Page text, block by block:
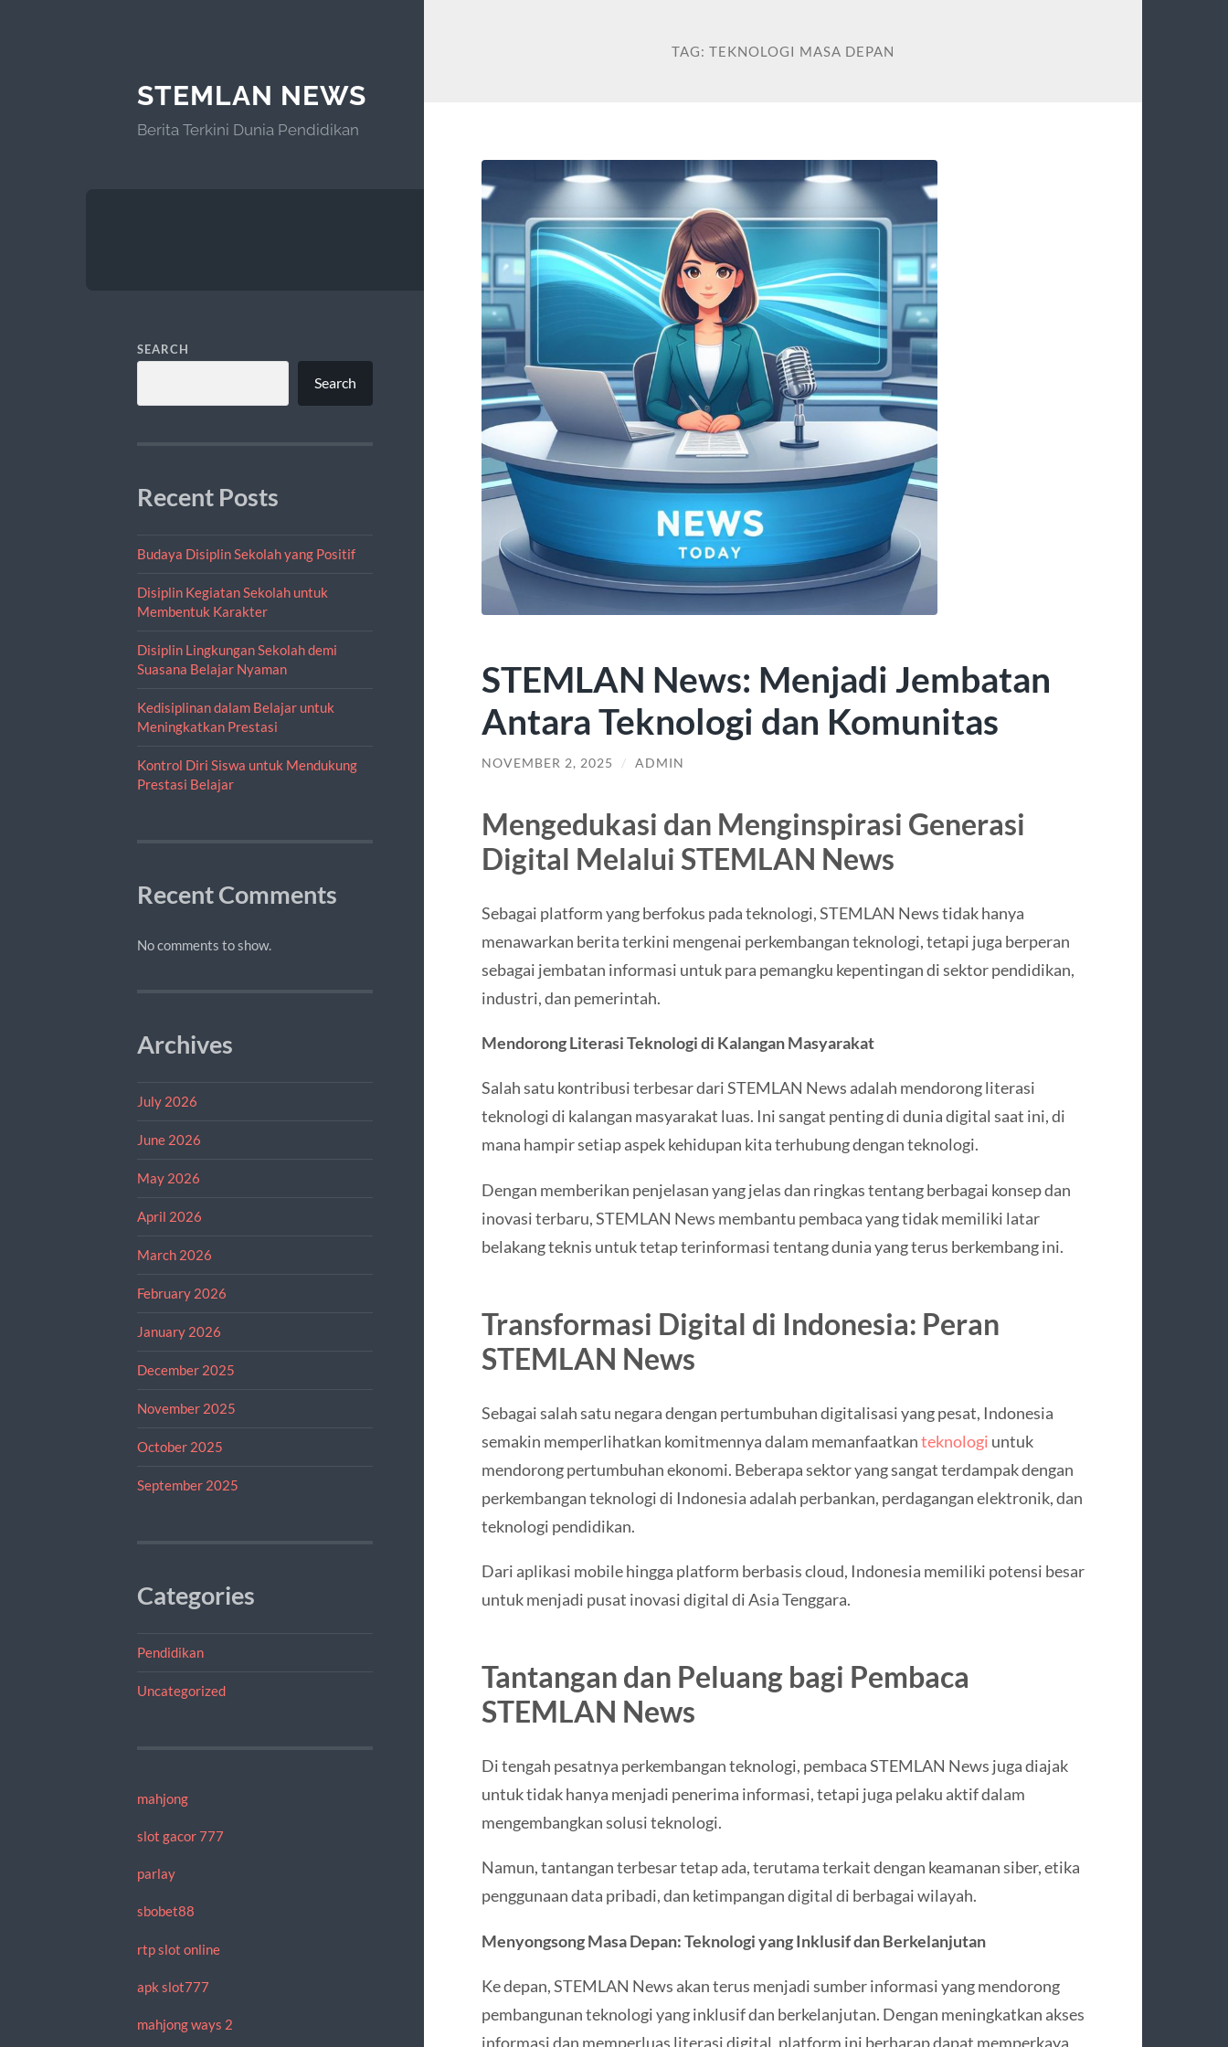
STEMLAN NEWS
Berita Terkini Dunia Pendidikan
SEARCH
Search
Recent Posts
Budaya Disiplin Sekolah yang Positif
Disiplin Kegiatan Sekolah untuk
Membentuk Karakter
Disiplin Lingkungan Sekolah demi
Suasana Belajar Nyaman
Kedisiplinan dalam Belajar untuk
Meningkatkan Prestasi
Kontrol Diri Siswa untuk Mendukung
Prestasi Belajar
Recent Comments
No comments to show.
Archives
July 2026
June 2026
May 2026
April 2026
March 2026
February 2026
January 2026
December 2025
November 2025
October 2025
September 2025
Categories
Pendidikan
Uncategorized
mahjong
slot gacor 777
parlay
sbobet88
rtp slot online
apk slot777
mahjong ways 2
TAG: TEKNOLOGI MASA DEPAN
STEMLAN News: Menjadi Jembatan
Antara Teknologi dan Komunitas
NOVEMBER 2, 2025 / ADMIN
Mengedukasi dan Menginspirasi Generasi
Digital Melalui STEMLAN News
Sebagai platform yang berfokus pada teknologi, STEMLAN News tidak hanya
menawarkan berita terkini mengenai perkembangan teknologi, tetapi juga berperan
sebagai jembatan informasi untuk para pemangku kepentingan di sektor pendidikan,
industri, dan pemerintah.
Mendorong Literasi Teknologi di Kalangan Masyarakat
Salah satu kontribusi terbesar dari STEMLAN News adalah mendorong literasi
teknologi di kalangan masyarakat luas. Ini sangat penting di dunia digital saat ini, di
mana hampir setiap aspek kehidupan kita terhubung dengan teknologi.
Dengan memberikan penjelasan yang jelas dan ringkas tentang berbagai konsep dan
inovasi terbaru, STEMLAN News membantu pembaca yang tidak memiliki latar
belakang teknis untuk tetap terinformasi tentang dunia yang terus berkembang ini.
Transformasi Digital di Indonesia: Peran
STEMLAN News
Sebagai salah satu negara dengan pertumbuhan digitalisasi yang pesat, Indonesia
semakin memperlihatkan komitmennya dalam memanfaatkanteknologi untuk
mendorong pertumbuhan ekonomi. Beberapa sektor yang sangat terdampak dengan
perkembangan teknologi di Indonesia adalah perbankan, perdagangan elektronik, dan
teknologi pendidikan.
Dari aplikasi mobile hingga platform berbasis cloud, Indonesia memiliki potensi besar
untuk menjadi pusat inovasi digital di Asia Tenggara.
Tantangan dan Peluang bagi Pembaca
STEMLAN News
Di tengah pesatnya perkembangan teknologi, pembaca STEMLAN News juga diajak
untuk tidak hanya menjadi penerima informasi, tetapi juga pelaku aktif dalam
mengembangkan solusi teknologi.
Namun, tantangan terbesar tetap ada, terutama terkait dengan keamanan siber, etika
penggunaan data pribadi, dan ketimpangan digital di berbagai wilayah.
Menyongsong Masa Depan: Teknologi yang Inklusif dan Berkelanjutan
Ke depan, STEMLAN News akan terus menjadi sumber informasi yang mendorong
pembangunan teknologi yang inklusif dan berkelanjutan. Dengan meningkatkan akses
informasi dan memperluas literasi digital, platform ini berharap dapat memperkaya